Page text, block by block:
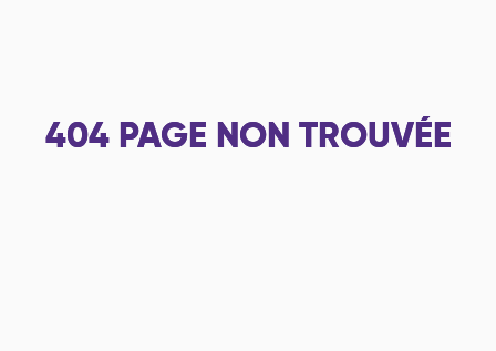
404 PAGE NON TROUVÉE